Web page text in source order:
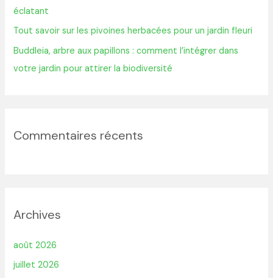
:éclatant
Tout savoir sur les pivoines herbacées pour un jardin fleuri
Buddleia, arbre aux papillons : comment l’intégrer dans
votre jardin pour attirer la biodiversité
Commentaires récents
Archives
août 2026
juillet 2026